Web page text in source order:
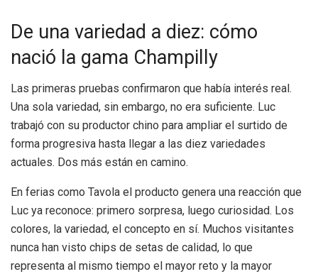
De una variedad a diez: cómo
nació la gama Champilly
Las primeras pruebas confirmaron que había interés real.
Una sola variedad, sin embargo, no era suficiente. Luc
trabajó con su productor chino para ampliar el surtido de
forma progresiva hasta llegar a las diez variedades
actuales. Dos más están en camino.
En ferias como Tavola el producto genera una reacción que
Luc ya reconoce: primero sorpresa, luego curiosidad. Los
colores, la variedad, el concepto en sí. Muchos visitantes
nunca han visto chips de setas de calidad, lo que
representa al mismo tiempo el mayor reto y la mayor